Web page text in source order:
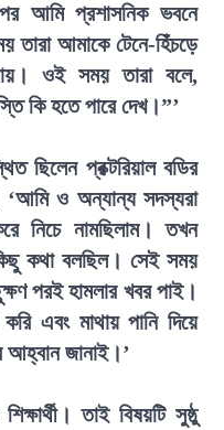
আমি প্রশাসনিক ভবনে
তারা আমাকে টেনে-হিঁচড়ে
ওই সময় তারা বলে,
কি হতে পারে দেখ।”’
ছিলেন প্রক্টরিয়াল বডির
‘আমি ও অন্যান্য সদস্যরা
নিচে নামছিলাম। তখন
কথা বলছিল। সেই সময়
পরই হামলার খবর পাই।
এবং মাথায় পানি দিয়ে
আহ্বান জানাই।’
তাই বিষয়টি সুষ্ঠু